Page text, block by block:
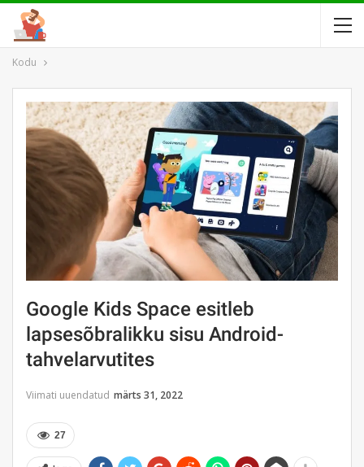
Kodu
Google Kids Space esitleb
lapsesõbralikku sisu Android-
tahvelarvutites
Viimati uuendatud märts 31, 2022
27